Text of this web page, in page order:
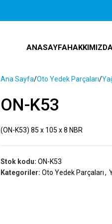
ANASAYFAHAKKIMIZDA
Ana Sayfa Oto Yedek Parçaları
ON-K53
(ON-K53) 85 x 105 x 8 NBR
Stok kodu: ON-K53
Kategoriler: Oto Yedek Parçaları,